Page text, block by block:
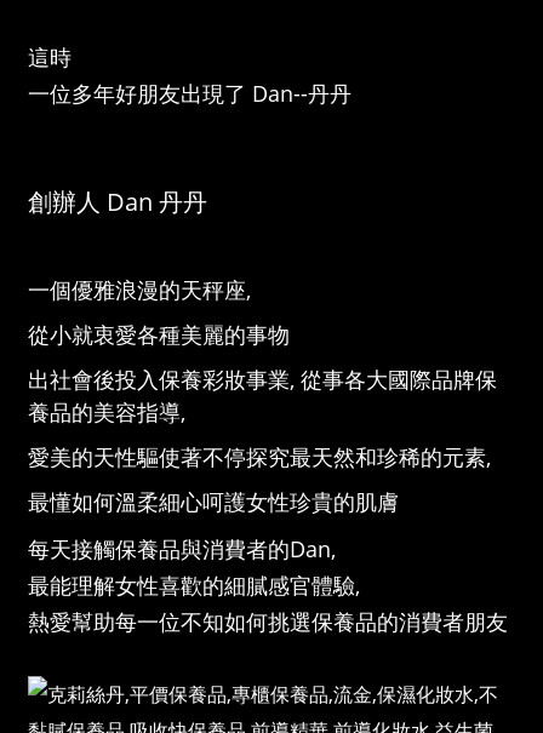
這時
一位多年好朋友出現了 Dan--丹丹
創辦人 Dan 丹丹
一個優雅浪漫的天秤座,
從小就衷愛各種美麗的事物
出社會後投入保養彩妝事業, 從事各大國際品牌保
養品的美容指導,
愛美的天性驅使著不停探究最天然和珍稀的元素,
最懂如何溫柔細心呵護女性珍貴的肌膚
每天接觸保養品與消費者的Dan,
最能理解女性喜歡的細膩感官體驗,
熱愛幫助每一位不知如何挑選保養品的消費者朋友